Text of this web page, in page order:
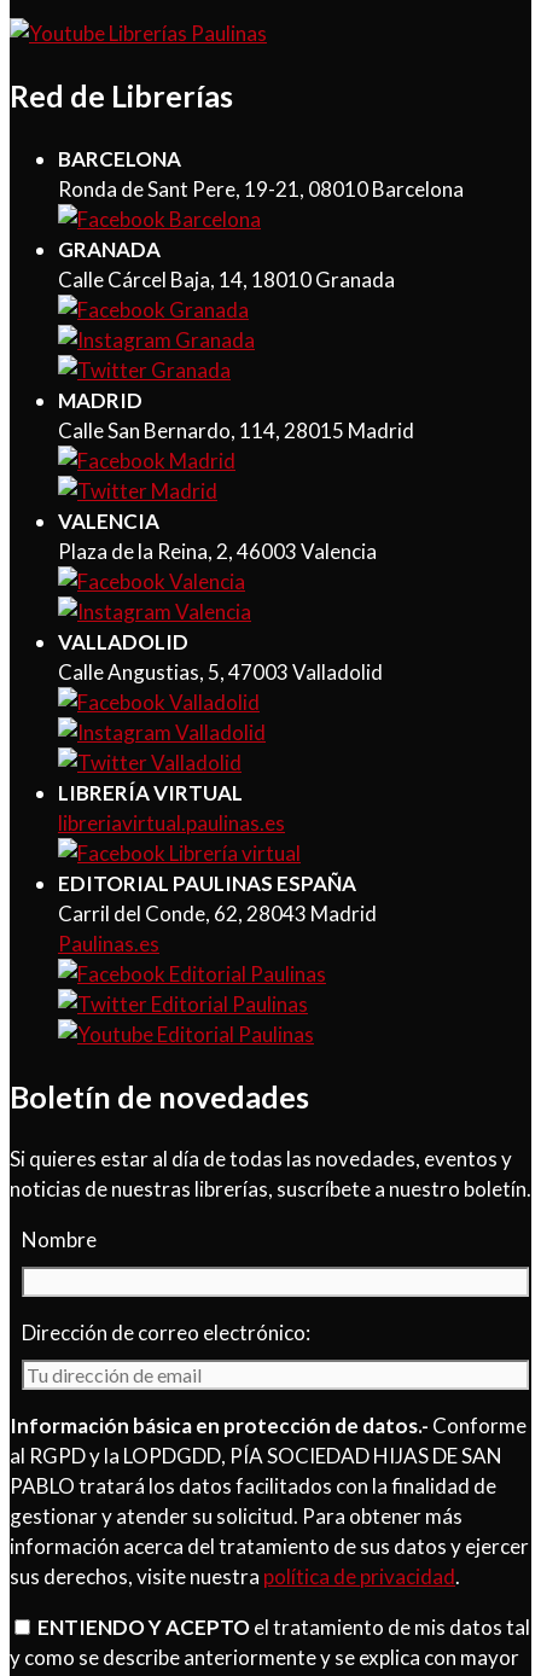
Red de Librerías
BARCELONA
Ronda de Sant Pere, 19-21, 08010 Barcelona
GRANADA
Calle Cárcel Baja, 14, 18010 Granada
MADRID
Calle San Bernardo, 114, 28015 Madrid
VALENCIA
Plaza de la Reina, 2, 46003 Valencia
VALLADOLID
Calle Angustias, 5, 47003 Valladolid
LIBRERÍA VIRTUAL
libreriavirtual.paulinas.es
EDITORIAL PAULINAS ESPAÑA
Carril del Conde, 62, 28043 Madrid
Paulinas.es
Boletín de novedades
Si quieres estar al día de todas las novedades, eventos y
noticias de nuestras librerías, suscríbete a nuestro boletín.
Nombre
Dirección de correo electrónico:
Información básica en protección de datos.- Conforme
al RGPD y la LOPDGDD, PÍA SOCIEDAD HIJAS DE SAN
PABLO tratará los datos facilitados con la finalidad de
gestionar y atender su solicitud. Para obtener más
información acerca del tratamiento de sus datos y ejercer
sus derechos, visite nuestra política de privacidad.
ENTIENDO Y ACEPTOel tratamiento de mis datos tal
y como se describe anteriormente y se explica con mayor